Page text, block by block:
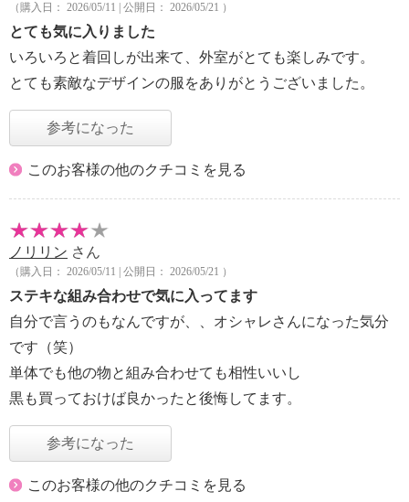
（購入日： 2026/05/11 | 公開日： 2026/05/21 ）
とても気に入りました
いろいろと着回しが出来て、外室がとても楽しみです。
とても素敵なデザインの服をありがとうございました。
参考になった
このお客様の他のクチコミを見る
ノリリン さん
（購入日： 2026/05/11 | 公開日： 2026/05/21 ）
ステキな組み合わせで気に入ってます
自分で言うのもなんですが、、オシャレさんになった気分
です（笑）
単体でも他の物と組み合わせても相性いいし
黒も買っておけば良かったと後悔してます。
参考になった
このお客様の他のクチコミを見る